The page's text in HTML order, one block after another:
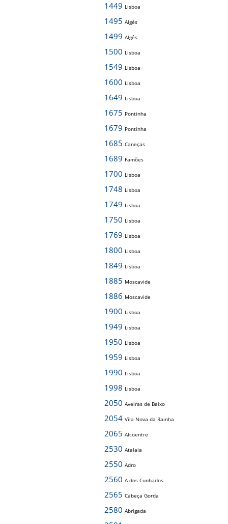
1449 Lisboa
1495 Algés
1499 Algés
1500 Lisboa
1549 Lisboa
1600 Lisboa
1649 Lisboa
1675 Pontinha
1679 Pontinha
1685 Caneças
1689 Famões
1700 Lisboa
1748 Lisboa
1749 Lisboa
1750 Lisboa
1769 Lisboa
1800 Lisboa
1849 Lisboa
1885 Moscavide
1886 Moscavide
1900 Lisboa
1949 Lisboa
1950 Lisboa
1959 Lisboa
1990 Lisboa
1998 Lisboa
2050 Aveiras de Baixo
2054 Vila Nova da Rainha
2065 Alcoentre
2530 Atalaia
2550 Adro
2560 A dos Cunhados
2565 Cabeça Gorda
2580 Abrigada